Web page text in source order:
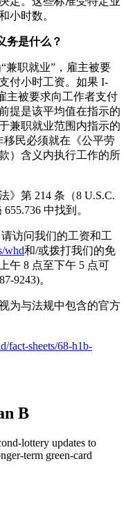
小时数。
务是什么？
兼职就业”，雇主被要
付小时工资。如果 I-
主被要求向工作者支付
提是该平均值在指示的
兼职就业范围内指示的
民必须就在《公平劳
）含义内执行工作的所
》第 214 条（8 U.S.C.
中找到。
访问我们的工资和工
whd和/或拨打我们的免
午 8 点至下午 5 点可
9243)。
为与法规中包含的官方
fact-sheets/68-h1b-
B
lottery updates to
term green-card